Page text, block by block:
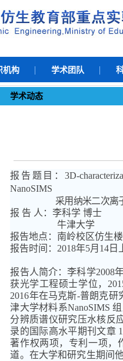
机构 学术团队
学术动态
报告题目：3D-
NanoSIMS
采用纳米二次离
报 告 人：李科学 博士
牛津大学
报告地点：南岭校区仿生楼
报告时间： 2018年5月 14 日
报告人简介：李科学2008
获光学工程硕士学位， 20
2016年在马克斯-普朗克研
津大学材料系NanoSIMS
分辨质谱仪研究压水核反
录的国际高水平期刊文章
著作权两项， 专利一项，
道。在大学和研究生期间